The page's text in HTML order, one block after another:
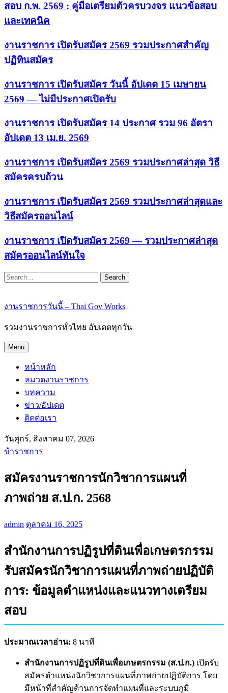
สอบ ก.พ. 2569 : คู่มือเตรียมตัวครบวงจร แนวข้อสอบ
และเทคนิค
งานราชการ เปิดรับสมัคร 2569 รวมประกาศสำคัญ
ปฏิทินสมัคร
งานราชการ เปิดรับสมัคร วันนี้ อัปเดต 15 เมษายน
2569 — ไม่มีประกาศเปิดรับ
งานราชการ เปิดรับสมัคร 14 ประกาศ รวม 96 อัตรา
อัปเดต 13 เม.ย. 2569
งานราชการ เปิดรับสมัคร 2569 รวมประกาศล่าสุด วิธี
สมัครครบถ้วน
งานราชการ เปิดรับสมัคร 2569 รวมประกาศล่าสุดและ
วิธีสมัครออนไลน์
งานราชการ เปิดรับสมัคร 2569 — รวมประกาศล่าสุด
สมัครออนไลน์ทันใจ
Search
งานราชการวันนี้ – Thai Gov Works
รวมงานราชการทั่วไทย อัปเดตทุกวัน
Menu
หน้าหลัก
หมวดงานราชการ
บทความ
ข่าว/อัปเดต
ติดต่อเรา
วันศุกร์, สิงหาคม 07, 2026
ข้าราชการ
สมัครงานราชการนักวิชาการแผนที่
ภาพถ่าย ส.ป.ก. 2568
admin ตุลาคม 16, 2025
สำนักงานการปฏิรูปที่ดินเพื่อเกษตรกรรม
รับสมัครนักวิชาการแผนที่ภาพถ่ายปฏิบัติ
การ: ข้อมูลตำแหน่งและแนวทางเตรียม
สอบ
ประมาณเวลาอ่าน: 8 นาที
สำนักงานการปฏิรูปที่ดินเพื่อเกษตรกรรม (ส.ป.ก.) เปิดรับ
สมัครตำแหน่งนักวิชาการแผนที่ภาพถ่ายปฏิบัติการ โดย
มีหน้าที่สำคัญด้านการจัดทำแผนที่และระบบภูมิ